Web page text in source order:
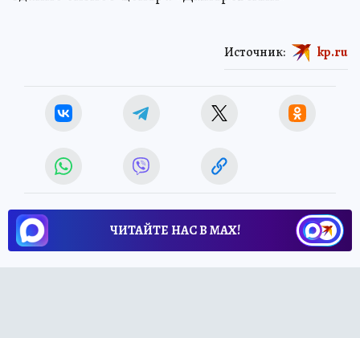
Источник: kp.ru
ЧИТАЙТЕ НАС В МАХ!